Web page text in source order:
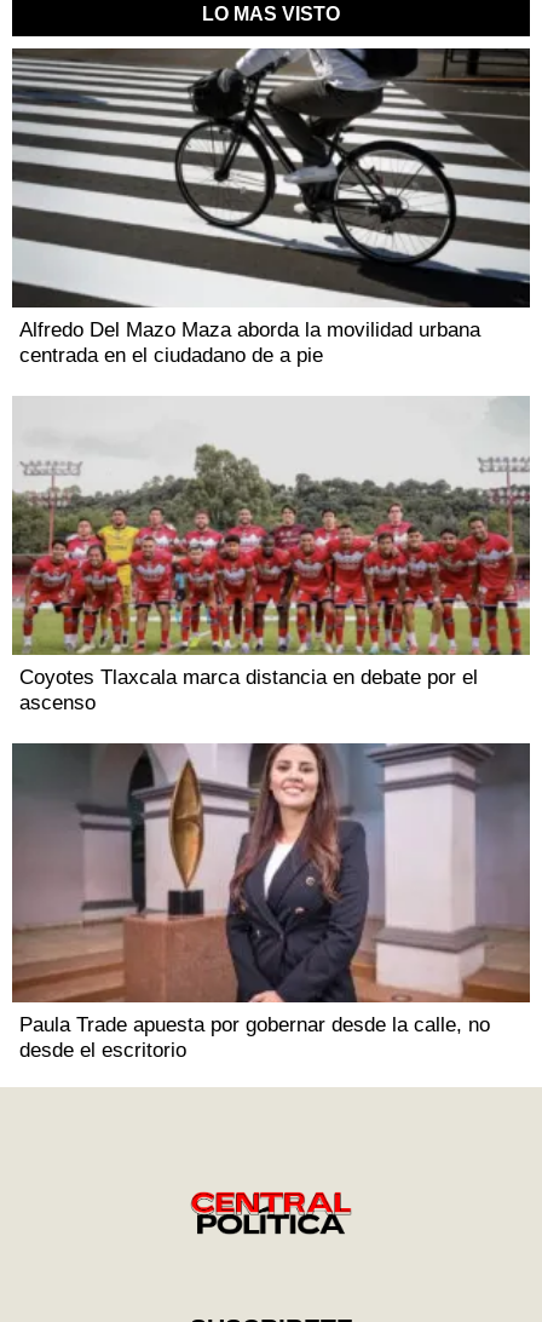
LO MAS VISTO
Alfredo Del Mazo Maza aborda la movilidad urbana
centrada en el ciudadano de a pie
Coyotes Tlaxcala marca distancia en debate por el
ascenso
Paula Trade apuesta por gobernar desde la calle, no
desde el escritorio